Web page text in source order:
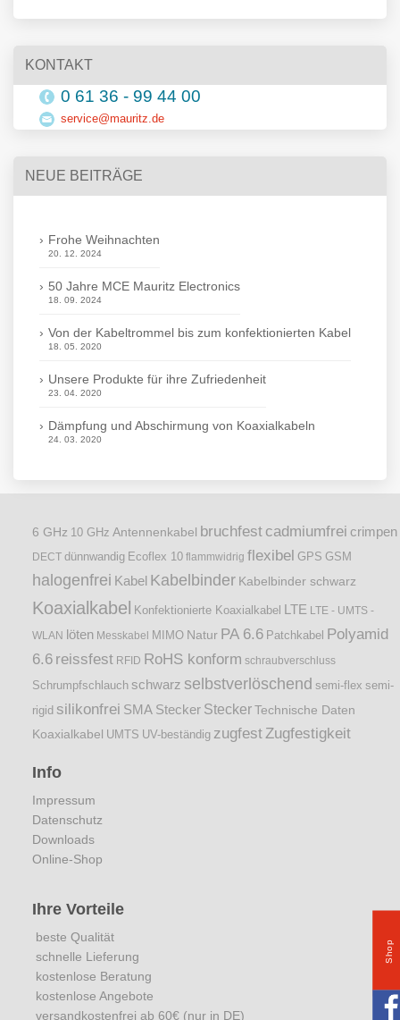
KONTAKT
0 61 36 - 99 44 00
service@mauritz.de
NEUE BEITRÄGE
Frohe Weihnachten
20. 12. 2024
50 Jahre MCE Mauritz Electronics
18. 09. 2024
Von der Kabeltrommel bis zum konfektionierten Kabel
18. 05. 2020
Unsere Produkte für ihre Zufriedenheit
23. 04. 2020
Dämpfung und Abschirmung von Koaxialkabeln
24. 03. 2020
6 GHz 10 GHz Antennenkabel bruchfest cadmiumfrei crimpen
DECT dünnwandig Ecoflex 10 flammwidrig flexibel GPS GSM
halogenfrei Kabel Kabelbinder Kabelbinder schwarz
Koaxialkabel Konfektionierte Koaxialkabel LTE LTE - UMTS -
WLAN löten Messkabel MIMO Natur PA 6.6 Patchkabel Polyamid
6.6 reissfest RFID RoHS konform schraubverschluss
Schrumpfschlauch schwarz selbstverlöschend semi-flex semi-
rigid silikonfrei SMA Stecker Stecker Technische Daten
Koaxialkabel UMTS UV-beständig zugfest Zugfestigkeit
Info
Impressum
Datenschutz
Downloads
Online-Shop
Ihre Vorteile
beste Qualität
schnelle Lieferung
kostenlose Beratung
kostenlose Angebote
versandkostenfrei ab 60€ (nur in DE)
Shop